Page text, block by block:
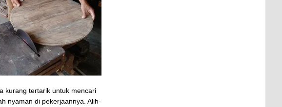
kurang tertarik untuk mencari
nyaman di pekerjaannya. Alih-